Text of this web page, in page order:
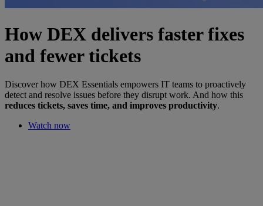
How DEX delivers faster fixes
and fewer tickets
Discover how DEX Essentials empowers IT teams to proactively
detect and resolve issues before they disrupt work. And how this
reduces tickets, saves time, and improves productivity.
Watch now